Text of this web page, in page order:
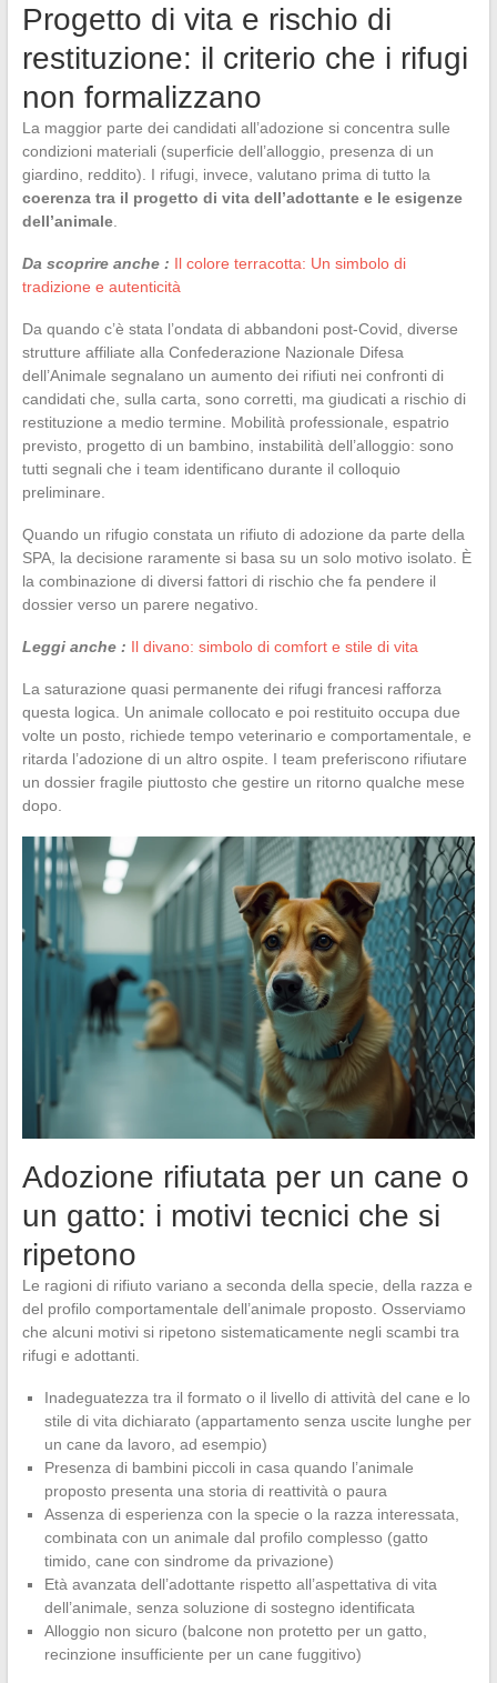
Progetto di vita e rischio di
restituzione: il criterio che i rifugi
non formalizzano
La maggior parte dei candidati all’adozione si concentra sulle
condizioni materiali (superficie dell’alloggio, presenza di un
giardino, reddito). I rifugi, invece, valutano prima di tutto la
coerenza tra il progetto di vita dell’adottante e le esigenze
dell’animale.
Da scoprire anche : Il colore terracotta: Un simbolo di
tradizione e autenticità
Da quando c’è stata l’ondata di abbandoni post-Covid, diverse
strutture affiliate alla Confederazione Nazionale Difesa
dell’Animale segnalano un aumento dei rifiuti nei confronti di
candidati che, sulla carta, sono corretti, ma giudicati a rischio di
restituzione a medio termine. Mobilità professionale, espatrio
previsto, progetto di un bambino, instabilità dell’alloggio: sono
tutti segnali che i team identificano durante il colloquio
preliminare.
Quando un rifugio constata un rifiuto di adozione da parte della
SPA, la decisione raramente si basa su un solo motivo isolato. È
la combinazione di diversi fattori di rischio che fa pendere il
dossier verso un parere negativo.
Leggi anche : Il divano: simbolo di comfort e stile di vita
La saturazione quasi permanente dei rifugi francesi rafforza
questa logica. Un animale collocato e poi restituito occupa due
volte un posto, richiede tempo veterinario e comportamentale, e
ritarda l’adozione di un altro ospite. I team preferiscono rifiutare
un dossier fragile piuttosto che gestire un ritorno qualche mese
dopo.
Adozione rifiutata per un cane o
un gatto: i motivi tecnici che si
ripetono
Le ragioni di rifiuto variano a seconda della specie, della razza e
del profilo comportamentale dell’animale proposto. Osserviamo
che alcuni motivi si ripetono sistematicamente negli scambi tra
rifugi e adottanti.
Inadeguatezza tra il formato o il livello di attività del cane e lo
stile di vita dichiarato (appartamento senza uscite lunghe per
un cane da lavoro, ad esempio)
Presenza di bambini piccoli in casa quando l’animale
proposto presenta una storia di reattività o paura
Assenza di esperienza con la specie o la razza interessata,
combinata con un animale dal profilo complesso (gatto
timido, cane con sindrome da privazione)
Età avanzata dell’adottante rispetto all’aspettativa di vita
dell’animale, senza soluzione di sostegno identificata
Alloggio non sicuro (balcone non protetto per un gatto,
recinzione insufficiente per un cane fuggitivo)